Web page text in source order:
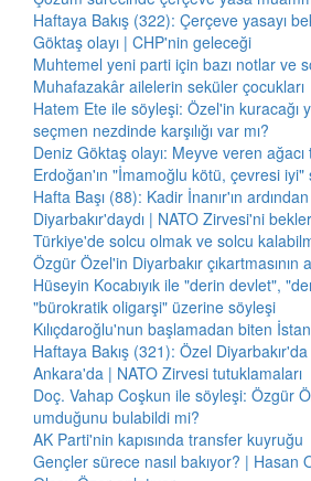
Haftaya Bakış (322): Çerçeve yasayı
Göktaş olayı | CHP'nin geleceği
Muhtemel yeni parti için bazı notlar ve
Muhafazakâr ailelerin seküler çocukları
Hatem Ete ile söyleşi: Özel'in kuracağı
seçmen nezdinde karşılığı var mı?
Deniz Göktaş olayı: Meyve veren ağacı
Erdoğan'ın "İmamoğlu kötü, çevresi iyi"
Hafta Başı (88): Kadir İnanır'ın
Diyarbakır'daydı | NATO Zirvesi'ni
Türkiye'de solcu olmak ve solcu
Özgür Özel'in Diyarbakır
Hüseyin Kocabıyık ile "derin devlet",
"bürokratik oligarşi" üzerine söyleşi
Kılıçdaroğlu'nun başlamadan biten
Haftaya Bakış (321): Özel Diyarbakır'da
Ankara'da | NATO Zirvesi tutuklamaları
Doç. Vahap Coşkun ile söyleşi: Özgür
umduğunu bulabildi mi?
AK Parti'nin kapısında transfer kuyruğu
Gençler sürece nasıl bakıyor? | Hasan